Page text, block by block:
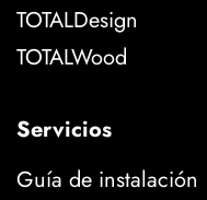
TOTALDesign
TOTALWood
Servicios
Guía de instalación